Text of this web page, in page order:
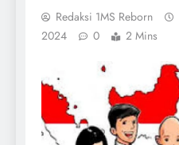
Redaksi 1MS Reborn
2024
0 2 Mins